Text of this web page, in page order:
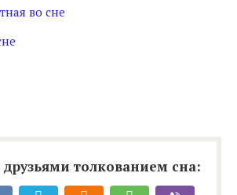
во сне
толкованием сна: